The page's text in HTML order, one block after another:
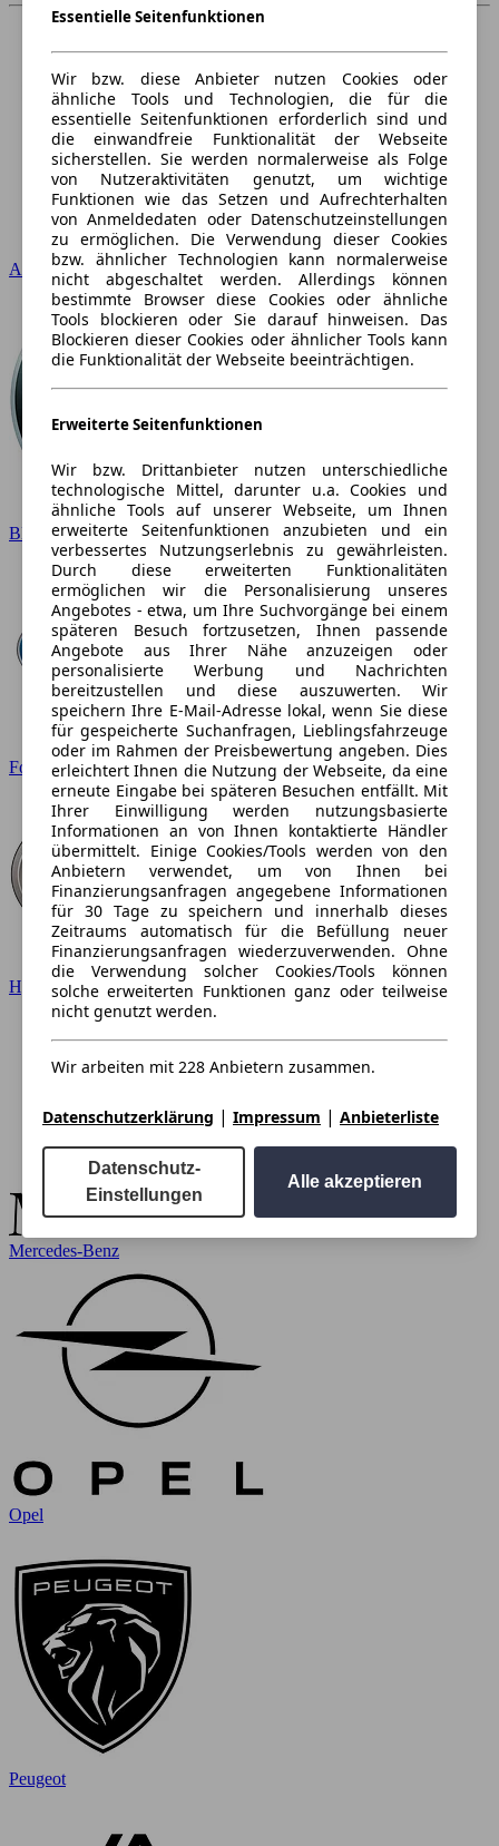
Audi
BMW
Ford
Hyundai
Mercedes-Benz
Opel
Peugeot
Essentielle Seitenfunktionen
Wir bzw. diese Anbieter nutzen Cookies oder
ähnliche Tools und Technologien, die für die
essentielle Seitenfunktionen erforderlich sind und
die einwandfreie Funktionalität der Webseite
sicherstellen. Sie werden normalerweise als Folge
von Nutzeraktivitäten genutzt, um wichtige
Funktionen wie das Setzen und Aufrechterhalten
von Anmeldedaten oder Datenschutzeinstellungen
zu ermöglichen. Die Verwendung dieser Cookies
bzw. ähnlicher Technologien kann normalerweise
nicht abgeschaltet werden. Allerdings können
bestimmte Browser diese Cookies oder ähnliche
Tools blockieren oder Sie darauf hinweisen. Das
Blockieren dieser Cookies oder ähnlicher Tools kann
die Funktionalität der Webseite beeinträchtigen.
Erweiterte Seitenfunktionen
Wir bzw. Drittanbieter nutzen unterschiedliche
technologische Mittel, darunter u.a. Cookies und
ähnliche Tools auf unserer Webseite, um Ihnen
erweiterte Seitenfunktionen anzubieten und ein
verbessertes Nutzungserlebnis zu gewährleisten.
Durch diese erweiterten Funktionalitäten
ermöglichen wir die Personalisierung unseres
Angebotes - etwa, um Ihre Suchvorgänge bei einem
späteren Besuch fortzusetzen, Ihnen passende
Angebote aus Ihrer Nähe anzuzeigen oder
personalisierte Werbung und Nachrichten
bereitzustellen und diese auszuwerten. Wir
speichern Ihre E-Mail-Adresse lokal, wenn Sie diese
für gespeicherte Suchanfragen, Lieblingsfahrzeuge
oder im Rahmen der Preisbewertung angeben. Dies
erleichtert Ihnen die Nutzung der Webseite, da eine
erneute Eingabe bei späteren Besuchen entfällt. Mit
Ihrer Einwilligung werden nutzungsbasierte
Informationen an von Ihnen kontaktierte Händler
übermittelt. Einige Cookies/Tools werden von den
Anbietern verwendet, um von Ihnen bei
Finanzierungsanfragen angegebene Informationen
für 30 Tage zu speichern und innerhalb dieses
Zeitraums automatisch für die Befüllung neuer
Finanzierungsanfragen wiederzuverwenden. Ohne
die Verwendung solcher Cookies/Tools können
solche erweiterten Funktionen ganz oder teilweise
nicht genutzt werden.
Wir arbeiten mit 228 Anbietern zusammen.
Datenschutzerklärung | Impressum | Anbieterliste
Datenschutz-
Einstellungen
Alle akzeptieren